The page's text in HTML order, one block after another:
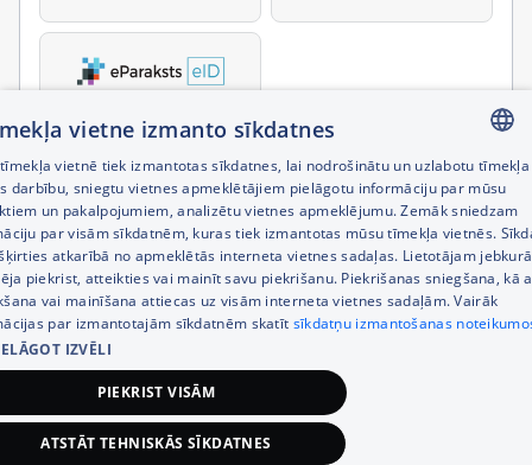
LATVIAN
RUSSIAN
ENGLISH
vietne izmanto sīkdatnes
vietnē tiek izmantotas sīkdatnes, lai nodrošinātu un uzlabotu tīmekļa
darbību, sniegtu vietnes apmeklētājiem pielāgotu informāciju par mūsu
un pakalpojumiem, analizētu vietnes apmeklējumu. Zemāk sniedzam
par visām sīkdatnēm, kuras tiek izmantotas mūsu tīmekļa vietnēs.
atkarībā no apmeklētās interneta vietnes sadaļas. Lietotājam
piekrist, atteikties vai mainīt savu piekrišanu. Piekrišanas sniegšana, kā
vai mainīšana attiecas uz visām interneta vietnes sadaļām. Vairāk
par izmantotajām sīkdatnēm skatīt sīkdatņu izmantošanas
IZVĒLI
PIEKRIST VISĀM
ATSTĀT TEHNISKĀS SĪKDATNES